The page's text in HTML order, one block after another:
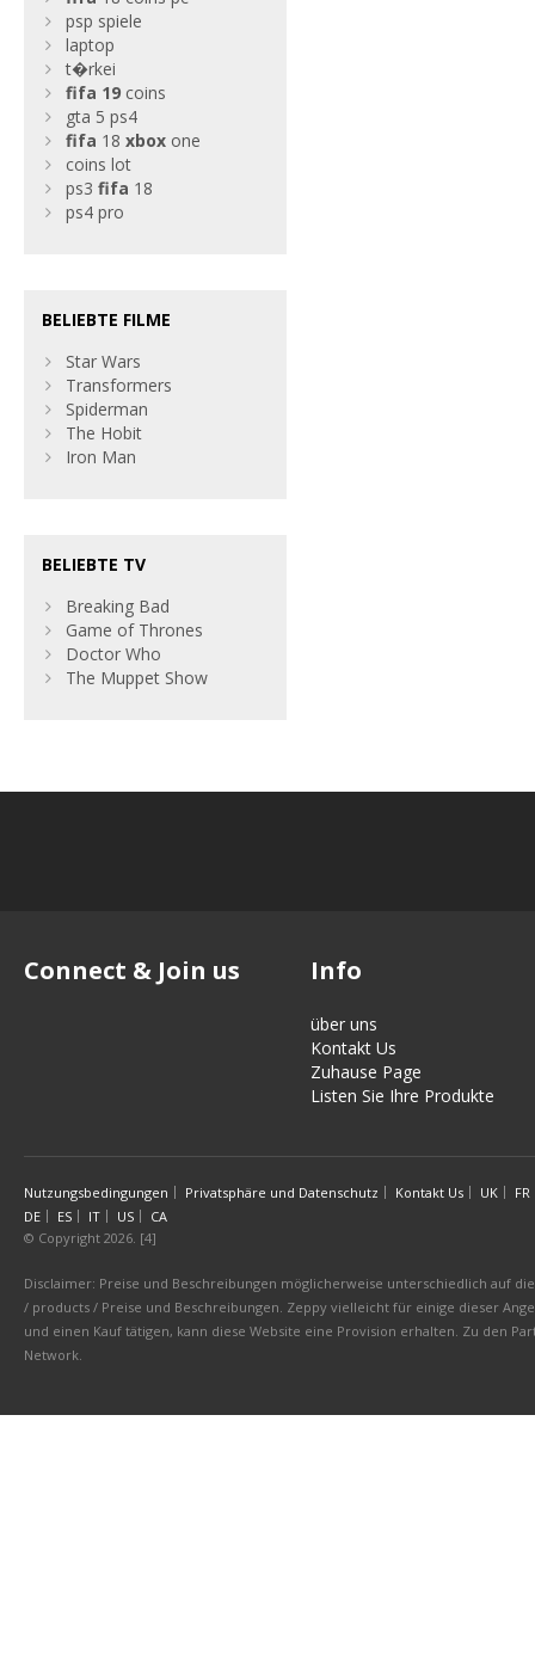
psp spiele
laptop
t�rkei
fifa 19 coins
gta 5 ps4
fifa 18 xbox one
coins lot
ps3 fifa 18
ps4 pro
BELIEBTE FILME
Star Wars
Transformers
Spiderman
The Hobit
Iron Man
BELIEBTE TV
Breaking Bad
Game of Thrones
Doctor Who
The Muppet Show
Connect & Join us Info
über uns
Kontakt Us
Zuhause Page
Listen Sie Ihre Produkte
Nutzungsbedingungen Privatsphäre und Datenschutz Kontakt Us UK
FR
DE
ES IT US
CA
© Copyright 2026. [4]
Disclaimer: Preise und Beschreibungen möglicherweise unterschiedlich auf
/ products / Preise und Beschreibungen. Zeppy vielleicht für einige dieser
und einen Kauf tätigen, kann diese Website eine Provision erhalten. Zu den
Network.